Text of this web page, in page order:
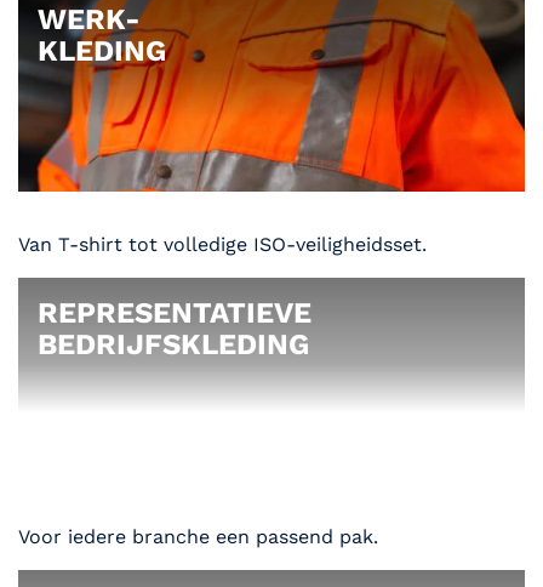
WERK-
KLEDING
Van T-shirt tot volledige ISO-veiligheidsset.
REPRESENTATIEVE
BEDRIJFSKLEDING
Voor iedere branche een passend pak.